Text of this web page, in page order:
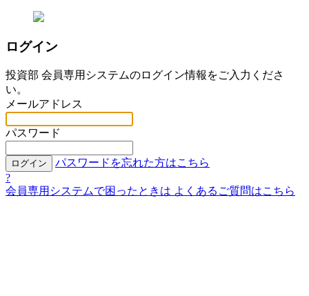
ログイン
投資部 会員専用システムのログイン情報をご入力くださ
い。
メールアドレス
パスワード
ログイン
パスワードを忘れた方はこちら
?
会員専用システムで困ったときは よくあるご質問はこちら